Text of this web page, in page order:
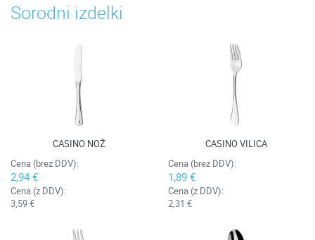
Sorodni izdelki
CASINO NOŽ
Cena (brez DDV):
2,94 €
Cena (z DDV):
3,59 €
CASINO VILICA
Cena (brez DDV):
1,89 €
Cena (z DDV):
2,31 €